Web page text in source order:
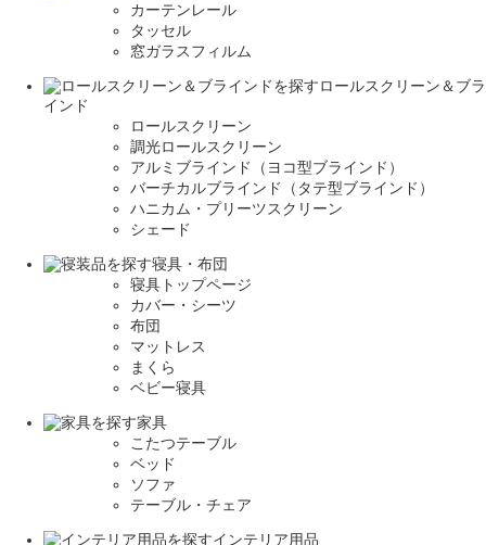
カーテンレール
タッセル
窓ガラスフィルム
ロールスクリーン＆ブラ
インド
ロールスクリーン
調光ロールスクリーン
アルミブラインド（ヨコ型ブラインド）
バーチカルブラインド（タテ型ブラインド）
ハニカム・プリーツスクリーン
シェード
寝具・布団
寝具トップページ
カバー・シーツ
布団
マットレス
まくら
ベビー寝具
家具
こたつテーブル
ベッド
ソファ
テーブル・チェア
インテリア用品